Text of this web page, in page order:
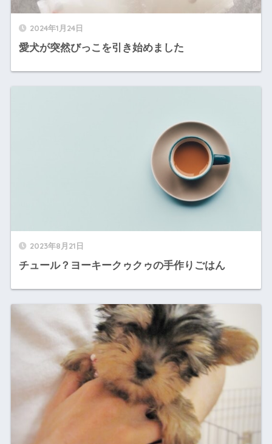
2024年1月24日
愛犬が突然びっこを引き始めました
2023年8月21日
チュール？ヨーキークゥクゥの手作りごはん